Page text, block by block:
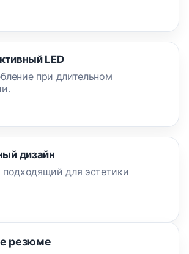
LED
при длительном
дизайн
для эстетики
резюме